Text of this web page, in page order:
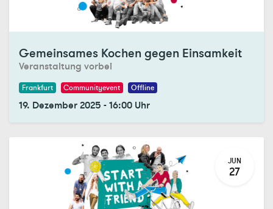
Gemeinsames Kochen gegen Einsamkeit
Veranstaltung vorbei
Frankfurt Communityevent Offline
19. Dezember 2025 -16:00 Uhr
JUN
27